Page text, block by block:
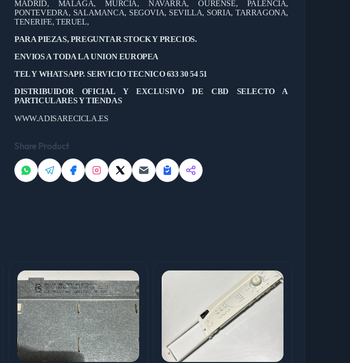
MADRID, MÁLAGA, MURCIA, NAVARRA, OURENSE, PALENCIA,
PONTEVEDRA, SALAMANCA, SEGOVIA, SEVILLA, SORIA, TARRAGONA,
TENERIFE, TERUEL,
PARA PIEZAS, PREGUNTAR STOCK Y PRECIOS.
ENVIOS A TODA LA UNION EUROPEA
TEL Y WHATSAPP. SERVICIO TECNICO 633 30 54 51
DISTRIBUIDOR OFICIAL Y EXCLUSIVO DE CBD SELECTO A
PARTICULARES Y TIENDAS
WWW.ADISARECICLA.ES
Share Product